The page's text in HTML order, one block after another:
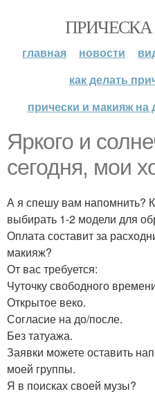
главная новости
как делать
прически и макияж на
Яркого и
сегодня, мои
А я спешу вам напомнить?
выбирать 1-2 модели для
Оплата составит за
макияж?
От вас требуется:
Чуточку свободного
Открытое веко.
Согласие на до/после.
Без татуажа.
Заявки можете оставить
моей группы.
Я в поисках своей музы?